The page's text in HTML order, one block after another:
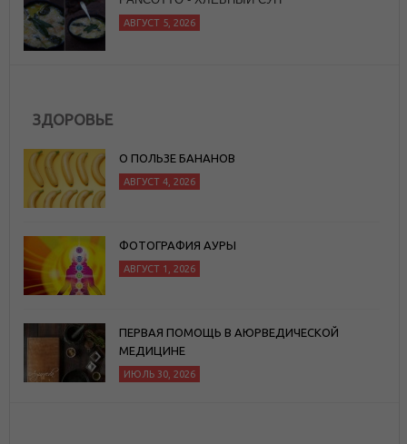
ЗДОРОВЬЕ
О ПОЛЬЗЕ БАНАНОВ
АВГУСТ 4, 2026
ФОТОГРАФИЯ АУРЫ
АВГУСТ 1, 2026
ПЕРВАЯ ПОМОЩЬ В АЮРВЕДИЧЕСКОЙ
МЕДИЦИНЕ
ИЮЛЬ 30, 2026